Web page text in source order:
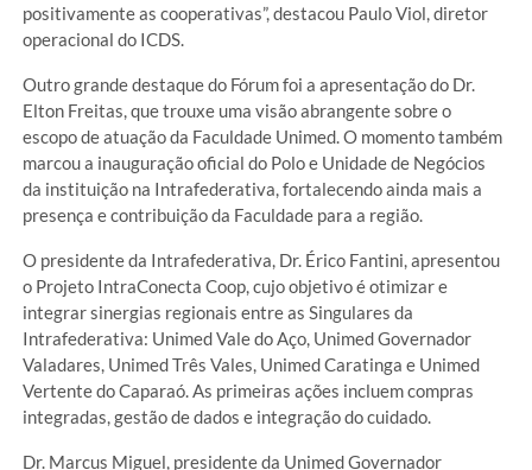
positivamente as cooperativas”, destacou Paulo Viol, diretor
operacional do ICDS.
Outro grande destaque do Fórum foi a apresentação do Dr.
Elton Freitas, que trouxe uma visão abrangente sobre o
escopo de atuação da Faculdade Unimed. O momento também
marcou a inauguração oficial do Polo e Unidade de Negócios
da instituição na Intrafederativa, fortalecendo ainda mais a
presença e contribuição da Faculdade para a região.
O presidente da Intrafederativa, Dr. Érico Fantini, apresentou
o Projeto IntraConecta Coop, cujo objetivo é otimizar e
integrar sinergias regionais entre as Singulares da
Intrafederativa: Unimed Vale do Aço, Unimed Governador
Valadares, Unimed Três Vales, Unimed Caratinga e Unimed
Vertente do Caparaó. As primeiras ações incluem compras
integradas, gestão de dados e integração do cuidado.
Dr. Marcus Miguel, presidente da Unimed Governador